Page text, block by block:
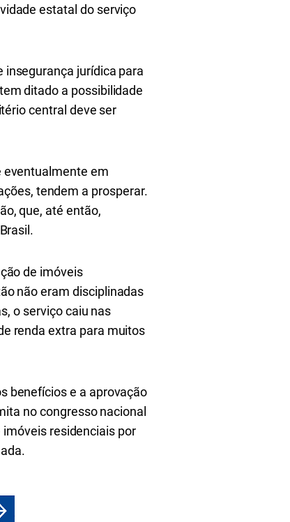
estatal do serviço
jurídica para
ditado a possibilidade
central deve ser
eventualmente em
tendem a prosperar.
que, até então,
de imóveis
não eram disciplinadas
o serviço caiu nas
renda extra para muitos
benefícios e a aprovação
no congresso nacional
residenciais por